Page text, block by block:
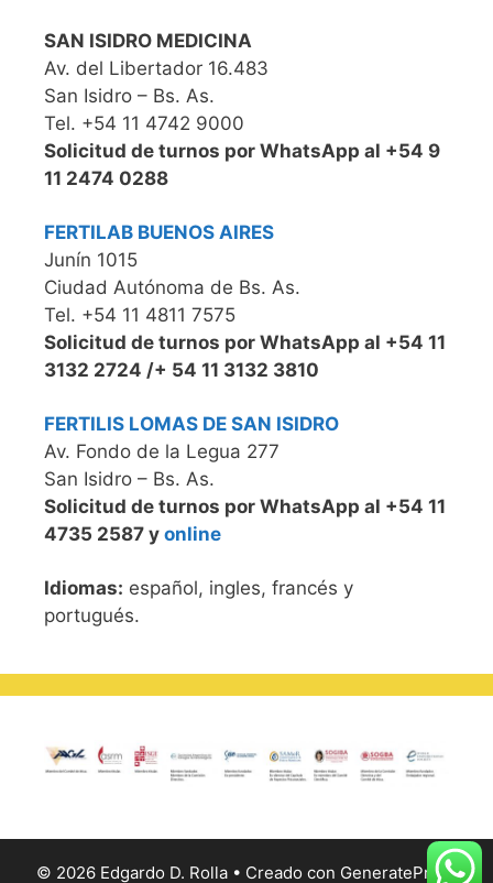
SAN ISIDRO MEDICINA
Av. del Libertador 16.483
San Isidro – Bs. As.
Tel. +54 11 4742 9000
Solicitud de turnos por WhatsApp al +54 9
11 2474 0288
FERTILAB BUENOS AIRES
Junín 1015
Ciudad Autónoma de Bs. As.
Tel. +54 11 4811 7575
Solicitud de turnos por WhatsApp al +54 11
3132 2724 /+ 54 11 3132 3810
FERTILIS LOMAS DE SAN ISIDRO
Av. Fondo de la Legua 277
San Isidro – Bs. As.
Solicitud de turnos por WhatsApp al +54 11
4735 2587 y online
Idiomas: español, ingles, francés y
portugués.
© 2026 Edgardo D. Rolla• Creado con GeneratePress